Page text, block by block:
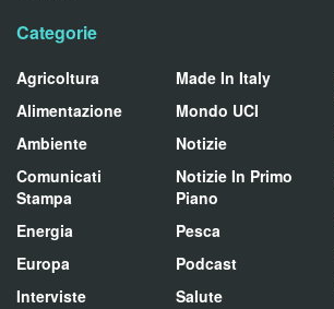
Categorie
Agricoltura
Alimentazione
Ambiente
Comunicati
Stampa
Energia
Europa
Interviste
Made In Italy
Mondo UCI
Notizie
Notizie In Primo
Piano
Pesca
Podcast
Salute